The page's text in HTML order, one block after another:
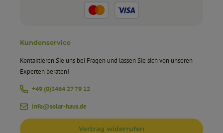
Kundenservice
Kontaktieren Sie uns bei Fragen und lassen Sie sich von unseren
Experten beraten!
+49 (0)3464 27 79 12
info@solar-haus.de
Vertrag widerrufen